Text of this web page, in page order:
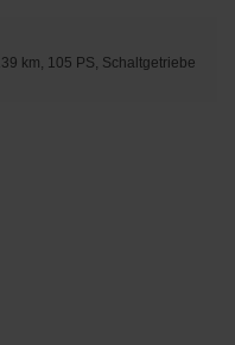
km, 105 PS, Schaltgetriebe